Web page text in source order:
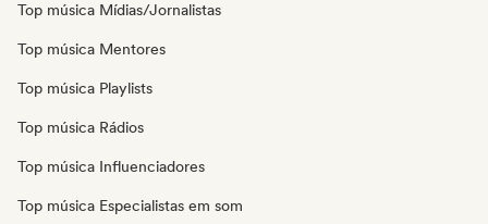
Top música Mídias/Jornalistas
Top música Mentores
Top música Playlists
Top música Rádios
Top música Influenciadores
Top música Especialistas em som